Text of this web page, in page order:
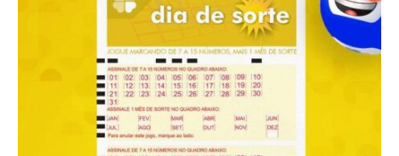
jornada de 40 horas semanais. A
remuneração prevista corresponde a um
salário mínimo vigente. Segundo o edital, a
seleção permanecerá válida até 31 de
dezembro de 2026. Os contratos poderão
ter duração de até um ano, com
possibilidade de prorrogação por igual